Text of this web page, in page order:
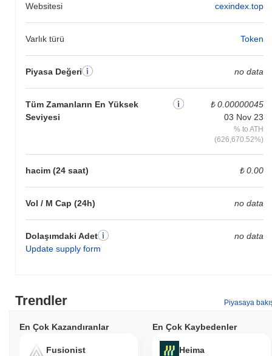
Websitesi cexindex.top
Varlık türü Token
Piyasa Değeri no data
Tüm Zamanların En Yüksek
Seviyesi
₺ 0.00000045
03 Nov 23
% to ATH
(626,670.52%)
hacim (24 saat) ₺ 0.00
Vol / M Cap (24h) no data
Dolaşımdaki Adet
Update supply form
no data
Trendler Piyasaya
En Çok Kazandıranlar
Fusionist
En Çok Kaybedenler
Heima